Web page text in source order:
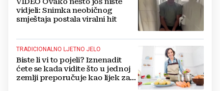
vidjeli: Snimka neobičnog
smještaja postala viralni hit
TRADICIONALNO LJETNO JELO
Biste li vi to pojeli? Iznenadit
ćete se kada vidite što u jednoj
zemlji preporučuje kao lijek za